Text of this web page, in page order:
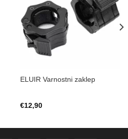
Add to
Wishlist
ELUIR Varnostni zaklep
€12,90